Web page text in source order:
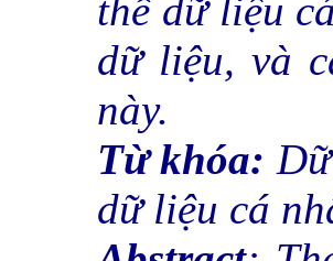
thể dữ liệu
dữ liệu, và
này.
Từ khóa:
dữ liệu cá